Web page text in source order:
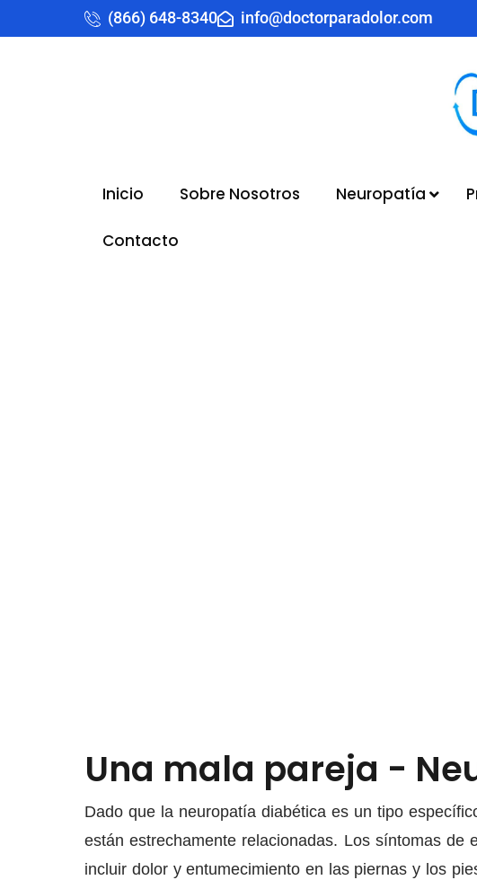
(866) 648-8340 info@doctorparadolor.com
Inicio Sobre Nosotros Neuropatía
Contacto
Una mala pareja -
Dado que la neuropatía diabética es un tipo
están estrechamente relacionadas. Los síntomas de
incluir dolor y entumecimiento en las piernas y los